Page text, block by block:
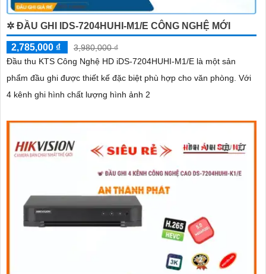
✲ ĐẦU GHI IDS-7204HUHI-M1/E CÔNG NGHỆ MỚI
2,785,000 ₫
3,980,000 ₫
Đầu thu KTS Công Nghệ HD iDS-7204HUHI-M1/E là một sản
phẩm đầu ghi được thiết kế đặc biệt phù hợp cho văn phòng. Với
4 kênh ghi hình chất lượng hình ảnh 2